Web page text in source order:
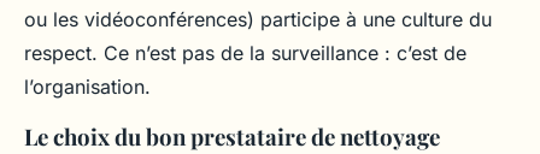
ou les vidéoconférences) participe à une culture du
respect. Ce n’est pas de la surveillance : c’est de
l’organisation.
Le choix du bon prestataire de nettoyage